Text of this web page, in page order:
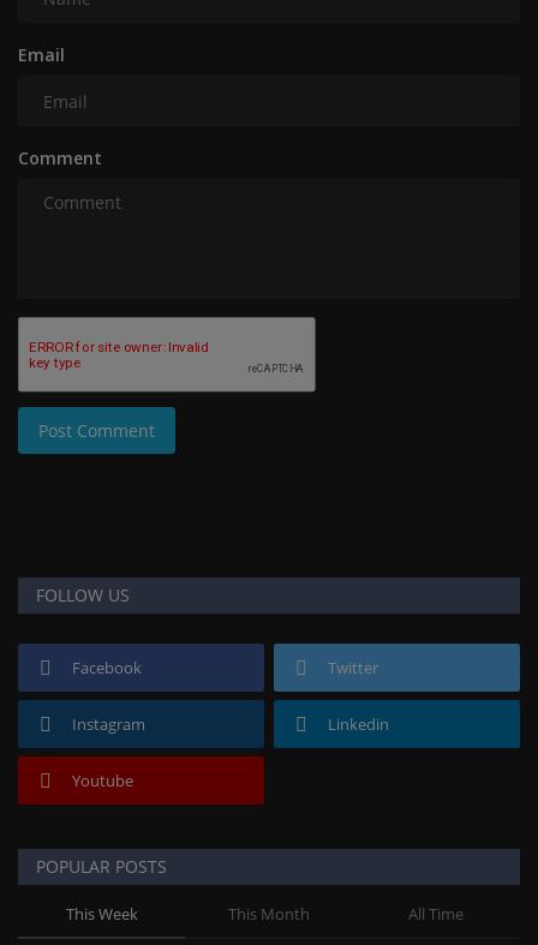
Email
Comment
Post Comment
FOLLOW US
Facebook Twitter
Instagram Linkedin
Youtube
POPULAR POSTS
This Week This Month All Time